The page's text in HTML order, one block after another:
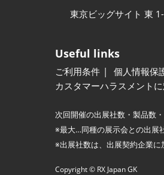
東京ビッグサイト 東
Useful links
ご利用条件 個人情報保
カスタマーハラスメント
次回開催の出展社数・製品数
※最大…同種の展示会との出展
※出展社数は、出展契約企業に
Copyright © RX Japan GK